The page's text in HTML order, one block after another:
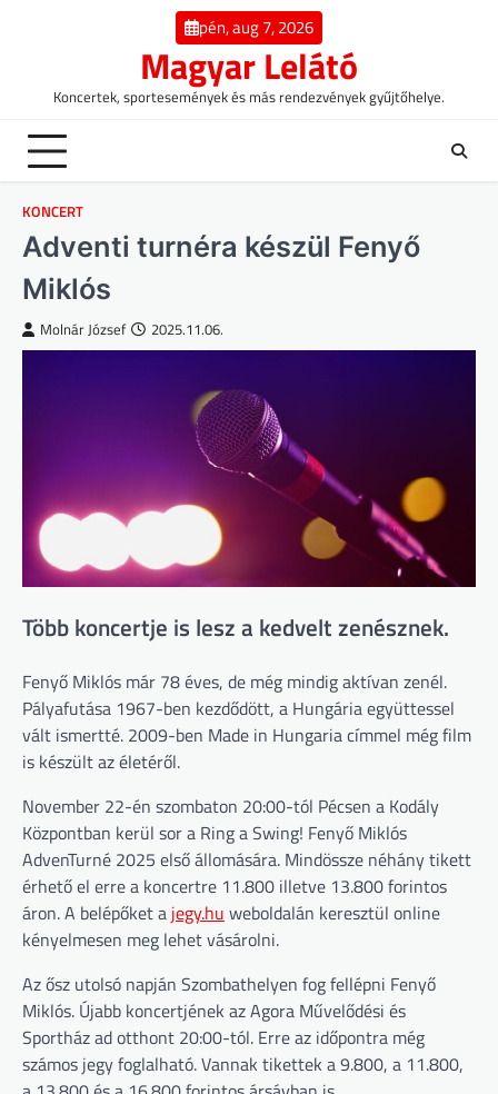
pén, aug 7, 2026
Magyar Lelátó
Koncertek, sportesemények és más rendezvények gyűjtőhelye.
KONCERT
Adventi turnéra készül Fenyő
Miklós
Molnár József 2025.11.06.
Több koncertje is lesz a kedvelt zenésznek.
Fenyő Miklós már 78 éves, de még mindig aktívan zenél.
Pályafutása 1967-ben kezdődött, a Hungária együttessel
vált ismertté. 2009-ben Made in Hungaria címmel még film
is készült az életéről.
November 22-én szombaton 20:00-tól Pécsen a Kodály
Központban kerül sor a Ring a Swing! Fenyő Miklós
AdvenTurné 2025 első állomására. Mindössze néhány tikett
érhető el erre a koncertre 11.800 illetve 13.800 forintos
áron. A belépőket a jegy.hu weboldalán keresztül online
kényelmesen meg lehet vásárolni.
Az ősz utolsó napján Szombathelyen fog fellépni Fenyő
Miklós. Újabb koncertjének az Agora Művelődési és
Sportház ad otthont 20:00-tól. Erre az időpontra még
számos jegy foglalható. Vannak tikettek a 9.800, a 11.800,